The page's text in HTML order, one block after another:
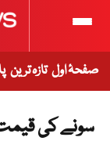
صفحۂ اول تازہ ترین
سونے کی قیمت